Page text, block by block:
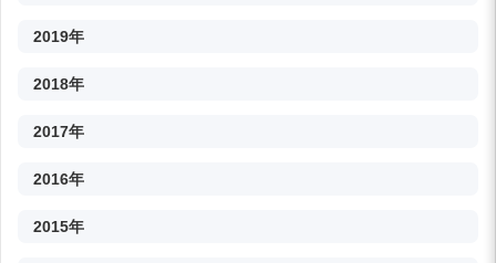
2019年
2018年
2017年
2016年
2015年